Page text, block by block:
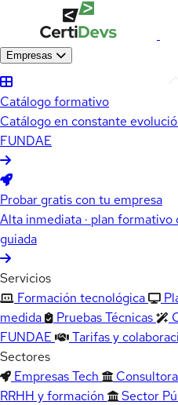
Empresas
Catálogo formativo
Catálogo en constante
FUNDAE
Probar gratis con tu empresa
Alta inmediata · plan formativo
guiada
Servicios
Formación tecnológica
medida
Pruebas Técnicas
FUNDAE
Tarifas y
Sectores
Empresas Tech
RRHH y formación
Sector